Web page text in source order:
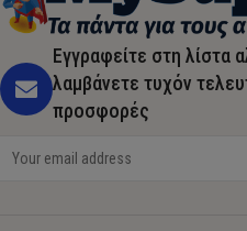
Εγγραφείτε στη λίστα
λαμβάνετε τυχόν
προσφορές